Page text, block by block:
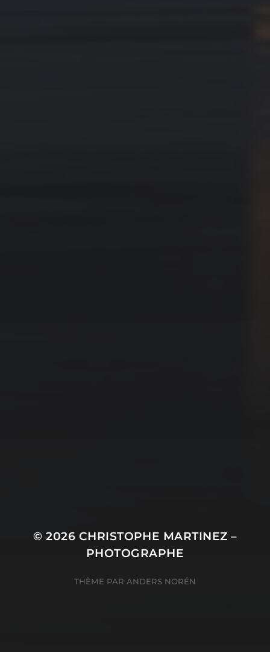
© 2026 CHRISTOPHE MARTINEZ –
PHOTOGRAPHE
THÈME PAR ANDERS NORÉN